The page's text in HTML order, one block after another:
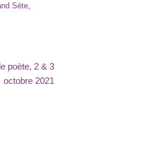
Sète,
poète, 2 & 3
octobre 2021